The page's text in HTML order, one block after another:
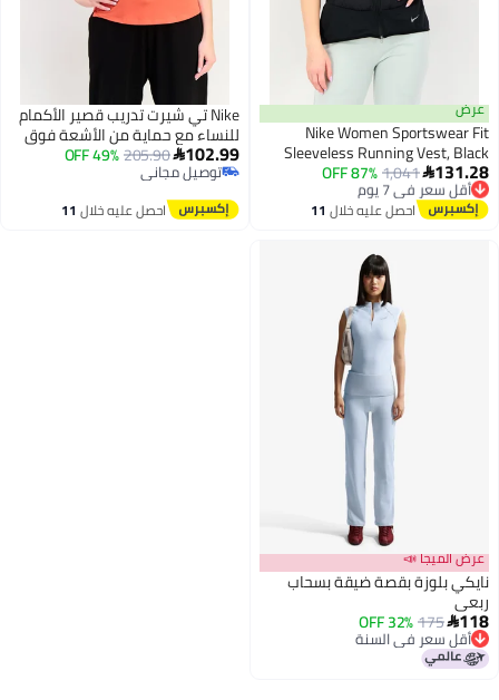
Nike Women
Sleeveless Running

1,041
87% OFF في 7 يوم
مجاني
في 7 يوم
احصل عليه خلال11
اغسطس
Nike تي شيرت تدريب قصير الأكمام
للنساء مع حماية من الأشعة فوق
البنفسجية، أحمر
 102.99
205.90
49% OFF
توصيل مجاني
توصيل مجاني
احصل عليه خلال11
اغسطس
📣
بقصة ضيقة بسحاب
32% OFF
في السنة
في السنة